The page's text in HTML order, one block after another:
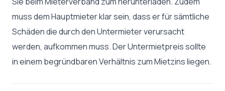
muss dem Hauptmieter klar sein, dass er für sämtliche
Schäden die durch den Untermieter verursacht
werden, aufkommen muss. Der Untermietpreis sollte
in einem begründbaren Verhältnis zum Mietzins liegen.